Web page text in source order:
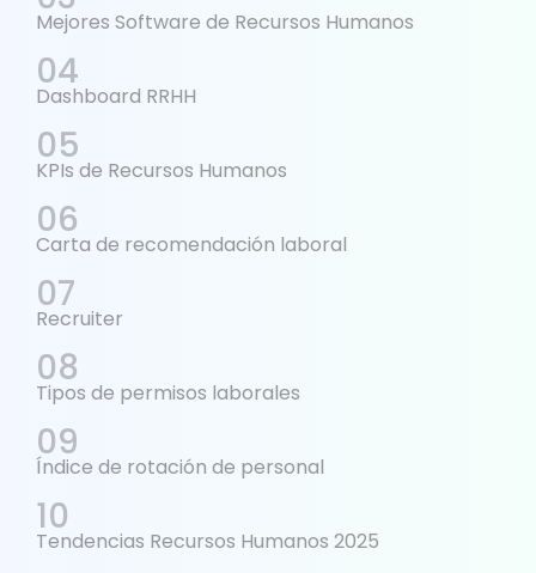
Mejores Software de Recursos Humanos
Dashboard RRHH
KPIs de Recursos Humanos
Carta de recomendación laboral
Recruiter
Tipos de permisos laborales
Índice de rotación de personal
Tendencias Recursos Humanos 2025